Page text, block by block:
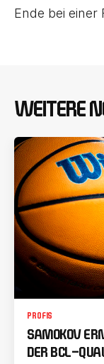
Ende bei
WEITERE
PROFIS
SAMOKOV
DER BCL-